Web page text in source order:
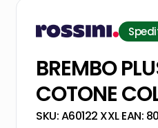
BREMBO
COTONE
SKU:A60122 XXL·EAN: